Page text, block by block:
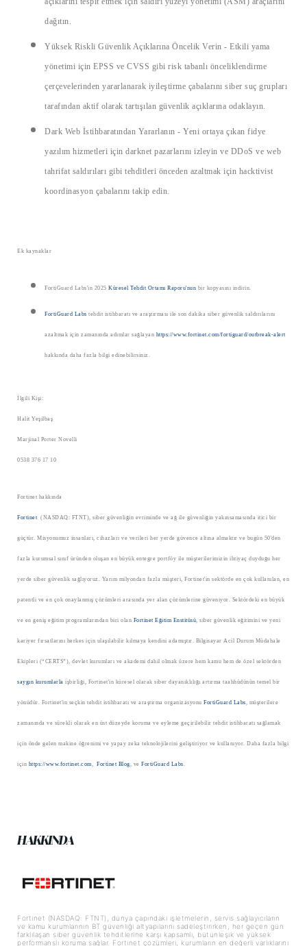
dağıtın.
Yüksek Riskli Güvenlik Açıklarına Öncelik Verin - Etkili yama
yönetimi için EPSS ve CVSS gibi risk tabanlı önceliklendirme
çerçevelerinden yararlanarak iyileştirme çabalarını siber suç grupları
tarafından aktif olarak tartışılan güvenlik açıklarına odaklayın.
Dark Web İstihbaratından Yararlanın - Yeni ortaya çıkan fidye
yazılım hizmetleri için darknet pazarlarını izleyin ve DDoS ve web
tahrifat saldırıları gibi tehditleri önceden azaltmak için hacktivist
koordinasyon çabalarını takip edin.
Ek kaynaklar
FortiGuard Labs'in 2025 Küresel Tehdit Ortamı Raporu'nun bir kopyasını indirin.
FortiGuard Labs tehdit istihbaratı ve araştırması ile son dakika siber güvenlik saldırılarını
azaltmak için zamanında adımlar sağlayan https://www.fortinet.com/fortiguard/outbreak-alert
hakkında daha fazla bilgi edinebilirsiniz.
İlgili Kişi:
Halit Yeşilbaş
Marjinal Porter Novelli
0538 376 17 10
Fortinet hakkında
Fortinet (NASDAQ: FTNT), siber güvenliğin evriminde ve ağ ile güvenliğin yakınsamasında itici bir
güçtür. Misyonumuz insanları, cihazları ve verileri her yerde güvence altına almaktır ve bugün 50'den
fazla kurumsal sınıf üründen oluşan en büyük entegre portföy ile müşterilerimizin ihtiyaç duyduğu her
yerde siber güvenlik sağlıyoruz. Yarım milyondan fazla müşteri, Fortinet'in sektörde en çok kullanılan, en
patentli ve en çok onaylanmış çözümleri arasında yer alan çözümlerine güveniyor. Sektördeki en büyük
ve en geniş eğitim programlarından biri olan Fortinet Eğitim Enstitüsü, siber güvenlik eğitimini ve yeni
kariyer fırsatlarını herkes için ulaşılabilir kılmaya kendini adamıştır. Bilgisayar Acil Durum Müdahale
Ekipleri (“CERTS”), devlet kurumları ve akademi dahil olmak üzere hem kamu hem de özel sektörden
saygın kurumlarla işbirliği, Fortinet'in küresel olarak siber dayanıklılığı artırma taahhüdünün temel bir
yönüdür. Fortinet'in seçkin tehdit istihbaratı ve araştırma organizasyonu FortiGuard Labs, müşterilere
zamanında ve sürekli olarak en üst düzeyde koruma ve eyleme geçirilebilir tehdit istihbaratı sağlamak
için önde gelen makine öğrenimi ve yapay zeka teknolojilerini geliştiriyor ve kullanıyor. Daha fazla bilgi
için https://www.fortinet.com, Fortinet Blog, ve FortiGuard Labs.
HAKKINDA
Fortinet (NASDAQ: FTNT), dünya çapındaki işletmelerin, servis sağlayıcıların
ve kamu kurumlarının BT güvenliği altyapılarını sadeleştirirken, her geçen gün
farklılaşan siber güvenlik tehditlerine karşı kapsamlı, bütünleşik ve yüksek
performanslı koruma sağlar. Fortinet çözümleri, kurumların en değerli varlıklarını